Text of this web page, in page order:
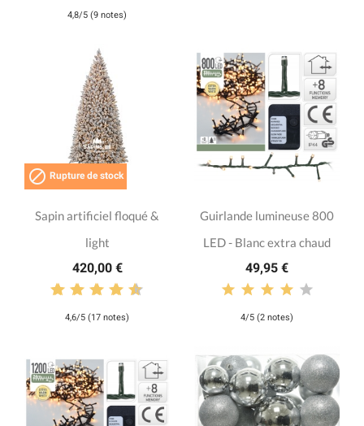
4,8/5 (9 notes)
 Rupture de stock
Sapin artificiel floqué &
light
420,00 €
4,6/5 (17 notes)
Guirlande lumineuse 800
LED - Blanc extra chaud
49,95 €
4/5 (2 notes)